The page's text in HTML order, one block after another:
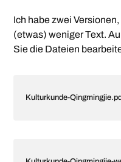
Ich habe zwei
(etwas) weniger Text.
Sie die Dateien
Kulturkunde-